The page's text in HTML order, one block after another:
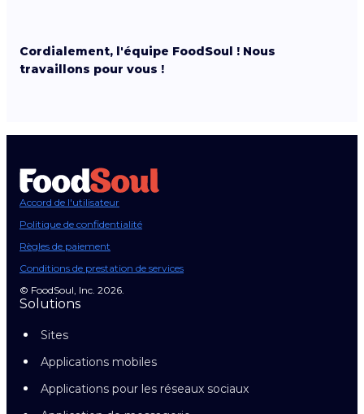
Cordialement, l'équipe FoodSoul ! Nous
travaillons pour vous !
Accord de l'utilisateur
Politique de confidentialité
Règles de paiement
Conditions de prestation de services
© FoodSoul, Inc. 2026.
Solutions
Sites
Applications mobiles
Applications pour les réseaux sociaux